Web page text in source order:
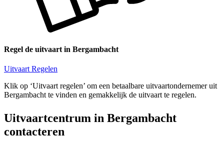
Regel de uitvaart in Bergambacht
Uitvaart Regelen
Klik op ‘Uitvaart regelen’ om een betaalbare uitvaartondernemer uit
Bergambacht te vinden en gemakkelijk de uitvaart te regelen.
Uitvaartcentrum in Bergambacht
contacteren